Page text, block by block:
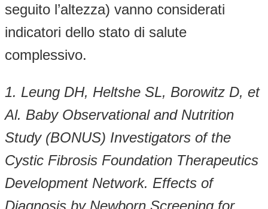
seguito l’altezza) vanno considerati
indicatori dello stato di salute
complessivo.
1. Leung DH, Heltshe SL, Borowitz D, et
Al. Baby Observational and Nutrition
Study (BONUS) Investigators of the
Cystic Fibrosis Foundation Therapeutics
Development Network. Effects of
Diagnosis by Newborn Screening for